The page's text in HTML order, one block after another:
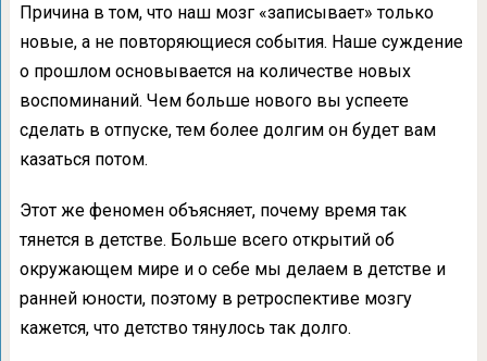
Причина в том, что наш мозг «записывает» только
новые, а не повторяющиеся события. Наше суждение
о прошлом основывается на количестве новых
воспоминаний. Чем больше нового вы успеете
сделать в отпуске, тем более долгим он будет вам
казаться потом.
Этот же феномен объясняет, почему время так
тянется в детстве. Больше всего открытий об
окружающем мире и о себе мы делаем в детстве и
ранней юности, поэтому в ретроспективе мозгу
кажется, что детство тянулось так долго.